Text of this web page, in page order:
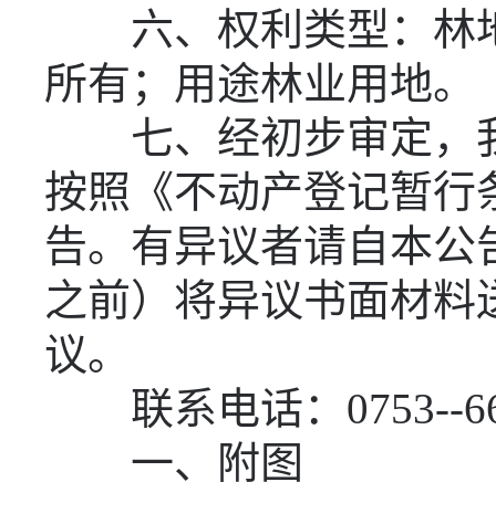
六、权利类型：林
所有；用途林业用地。
七、经初步审定，
按照《不动产登记暂行
告。有异议者请自本公
之前）将异议书面材
议。
联系电话： 0753--
一、附图